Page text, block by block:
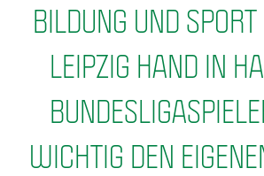
BILDUNG UND
LEIPZIG HAND IN
WICHTIG DEN